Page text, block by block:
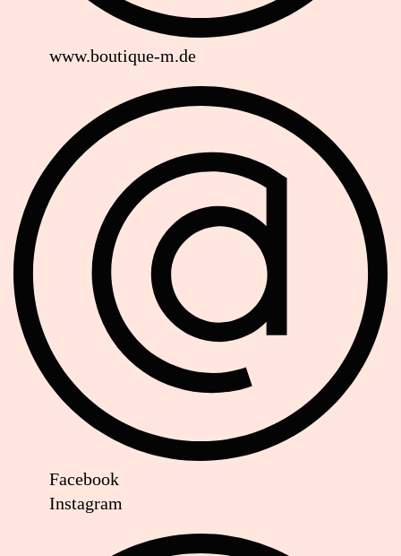
www.boutique-m.de
Soziale Netzwerke
Facebook
Instagram
Strassenbahn Haltestelle